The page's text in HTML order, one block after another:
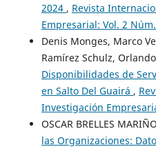
2024 , Revista
Empresarial: Vol. 2
Denis Monges, Marco
Ramírez Schulz,
Disponibilidades de
en Salto Del Guairá ,
Investigación
OSCAR BRELLES
las Organizaciones: